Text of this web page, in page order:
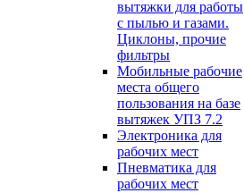
вытяжки для работы
с пылью и газами.
Циклоны, прочие
фильтры
Мобильные рабочие
места общего
пользования на базе
вытяжек УПЗ 7.2
Электроника для
рабочих мест
Пневматика для
рабочих мест